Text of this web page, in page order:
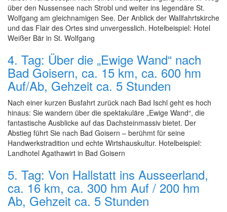
über den Nussensee nach Strobl und weiter ins legendäre St.
Wolfgang am gleichnamigen See. Der Anblick der Wallfahrtskirche
und das Flair des Ortes sind unvergesslich. Hotelbeispiel: Hotel
Weißer Bär in St. Wolfgang
4. Tag: Über die „Ewige Wand“ nach
Bad Goisern, ca. 15 km, ca. 600 hm
Auf/Ab, Gehzeit ca. 5 Stunden
Nach einer kurzen Busfahrt zurück nach Bad Ischl geht es hoch
hinaus: Sie wandern über die spektakuläre „Ewige Wand“, die
fantastische Ausblicke auf das Dachsteinmassiv bietet. Der
Abstieg führt Sie nach Bad Goisern – berühmt für seine
Handwerkstradition und echte Wirtshauskultur. Hotelbeispiel:
Landhotel Agathawirt in Bad Goisern
5. Tag: Von Hallstatt ins Ausseerland,
ca. 16 km, ca. 300 hm Auf / 200 hm
Ab, Gehzeit ca. 5 Stunden